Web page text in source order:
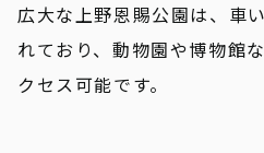
広大な上野恩賜公園は、車
れており、動物園や博物館
クセス可能です。